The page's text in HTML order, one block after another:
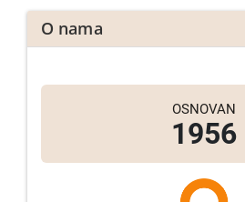
O nama
OSNOVAN
1956